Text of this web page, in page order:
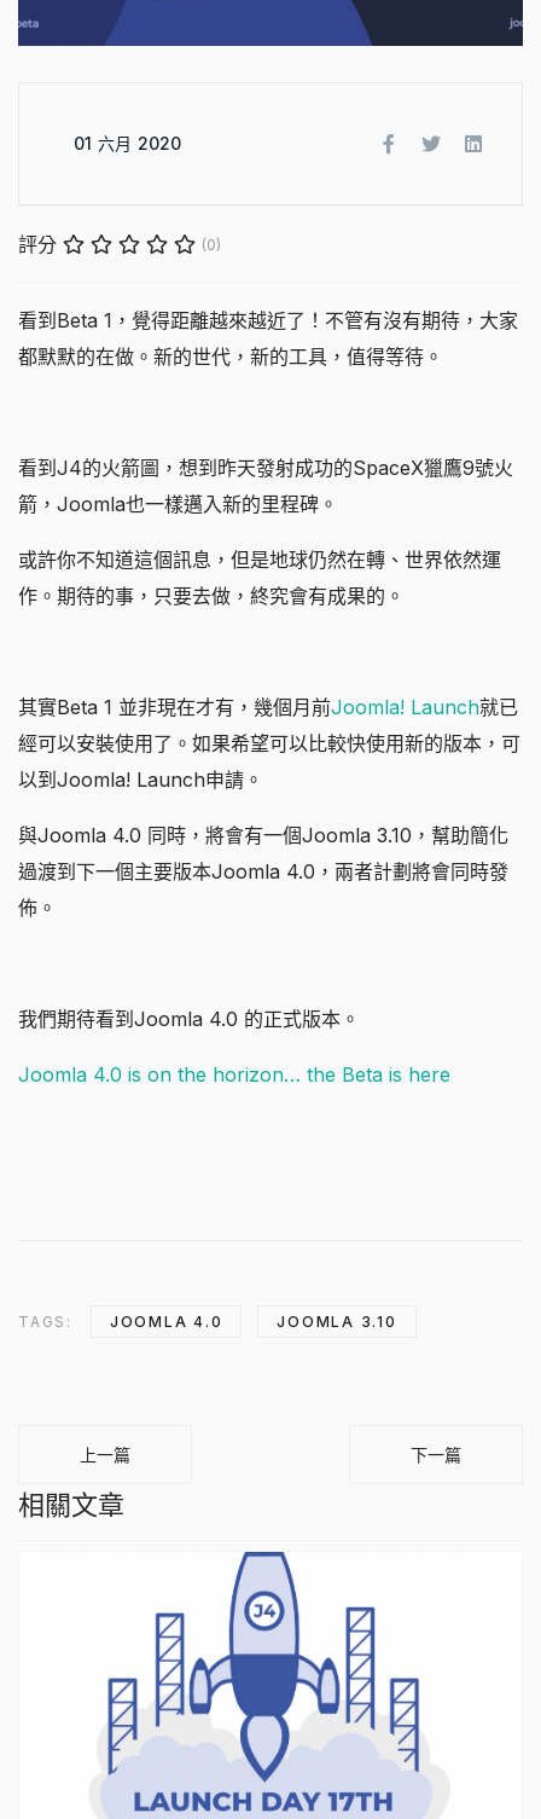
01 六月 2020
評分 (0)
看到Beta 1，覺得距離越來越近了！不管有沒有期待，大家
都默默的在做。新的世代，新的工具，值得等待。
看到J4的火箭圖，想到昨天發射成功的SpaceX獵鷹9號火
箭，Joomla也一樣邁入新的里程碑。
或許你不知道這個訊息，但是地球仍然在轉、世界依然運
作。期待的事，只要去做，終究會有成果的。
其實Beta 1 並非現在才有，幾個月前Joomla! Launch就已
經可以安裝使用了。如果希望可以比較快使用新的版本，可
以到Joomla! Launch申請。
與Joomla 4.0 同時，將會有一個Joomla 3.10，幫助簡化
過渡到下一個主要版本Joomla 4.0，兩者計劃將會同時發
佈。
我們期待看到Joomla 4.0 的正式版本。
Joomla 4.0 is on the horizon… the Beta is here
TAGS: JOOMLA 4.0 JOOMLA 3.10
上一篇 下一篇
相關文章